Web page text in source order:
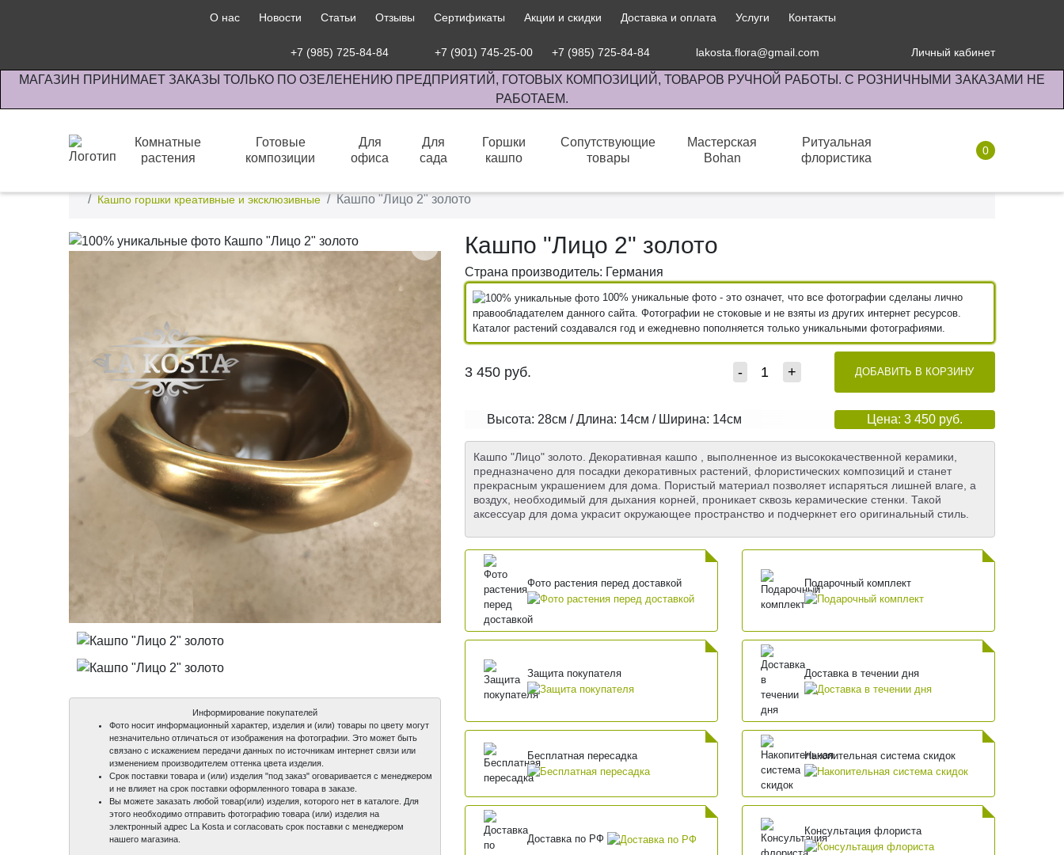
О нас Новости Статьи Отзывы Сертификаты Акции и скидки Доставка и оплата Услуги Контакты
+7 (985) 725-84-84 +7 (901) 745-25-00 +7 (985) 725-84-84 lakosta.flora@gmail.com Личный кабинет
МАГАЗИН ПРИНИМАЕТ ЗАКАЗЫ ТОЛЬКО ПО ОЗЕЛЕНЕНИЮ ПРЕДПРИЯТИЙ, ГОТОВЫХ КОМПОЗИЦИЙ, ТОВАРОВ РУЧНОЙ РАБОТЫ. С РОЗНИЧНЫМИ ЗАКАЗАМИ НЕ
РАБОТАЕМ.
Комнатные
растения
Готовые
композиции
Для
офиса
Для
сада
Горшки
кашпо
Сопутствующие
товары
Мастерская
Bohan
Ритуальная
флористика
0
Кашпо горшки креативные и эксклюзивные
Кашпо "Лицо 2" золото
Информирование покупателей
Фото носит информационный характер, изделия и (или) товары по цвету могут
незначительно отличаться от изображения на фотографии. Это может быть
связано с искажением передачи данных по источникам интернет связи или
изменением производителем оттенка цвета изделия.
Срок поставки товара и (или) изделия "под заказ" оговаривается с менеджером
и не влияет на срок поставки оформленного товара в заказе.
Вы можете заказать любой товар(или) изделия, которого нет в каталоге. Для
этого необходимо отправить фотографию товара (или) изделия на
электронный адрес La Kosta и согласовать срок поставки с менеджером
нашего магазина.
Кашпо "Лицо 2" золото
Страна производитель: Германия
100% уникальные фото - это означет, что все фотографии сделаны лично
правообладателем данного сайта. Фотографии не стоковые и не взяты из других интернет ресурсов.
Каталог растений создавался год и ежедневно пополняется только уникальными фотографиями.
3 450 руб. - + ДОБАВИТЬ В КОРЗИНУ
Высота: 28см / Длина: 14см / Ширина: 14см Цена: 3 450 руб.
Кашпо "Лицо" золото. Декоративная кашпо , выполненное из высококачественной керамики,
предназначено для посадки декоративных растений, флористических композиций и станет
прекрасным украшением для дома. Пористый материал позволяет испаряться лишней влаге, а
воздух, необходимый для дыхания корней, проникает сквозь керамические стенки. Такой
аксессуар для дома украсит окружающее пространство и подчеркнет его оригинальный стиль.
Фото растения перед доставкой Подарочный комплект
Защита покупателя Доставка в течении дня
Бесплатная пересадка Накопительная система скидок
Доставка по РФ
Консультация флориста